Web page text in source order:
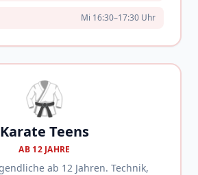
Mi 16:30–17:30 Uhr
🥋
Karate Teens
AB 12 JAHRE
ab 12 Jahren. Technik,